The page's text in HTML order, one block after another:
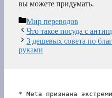
вы можете придумать.
Рубрики
Мир переводов
Что такое посуда с
3 дешевых совета по
руками
* Meta признана